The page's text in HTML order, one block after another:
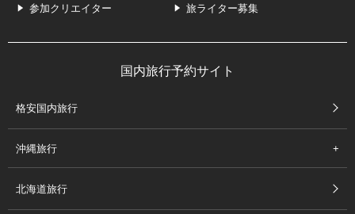
参加クリエイター 旅ライター募集
国内旅行予約サイト
格安国内旅行
沖縄旅行
北海道旅行